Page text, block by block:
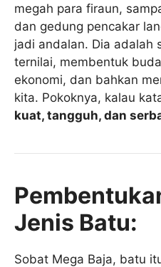
megah para firaun,
dan gedung pencakar
jadi andalan. Dia adalah
ternilai, membentuk
ekonomi, dan bahkan
kita. Pokoknya, kalau
kuat, tangguh, dan
Jenis Batu:
Sobat Mega Baja, batu